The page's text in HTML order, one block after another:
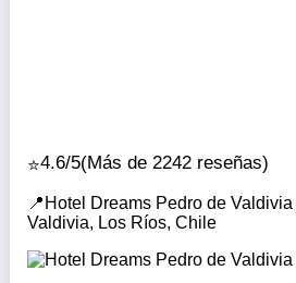
4.6/5(Más de 2242 reseñas)
Hotel Dreams Pedro de
Valdivia, Los Ríos, Chile